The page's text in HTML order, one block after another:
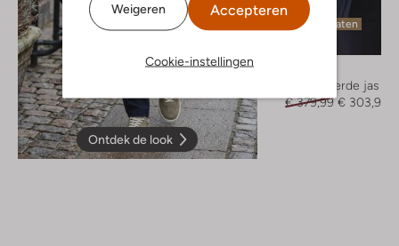
Weigeren Accepteren
Cookie-instellingen
Ontdek de look
Laatste maten
Gewatteerde jas
€ 379,99 € 303,99